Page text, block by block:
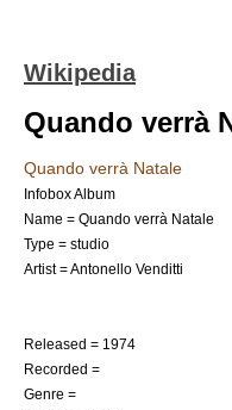
Wikipedia
Quando verrà
Quando verrà Natale
Infobox Album
Name = Quando verrà Natale
Type = studio
Artist = Antonello Venditti
Released = 1974
Recorded =
Genre =